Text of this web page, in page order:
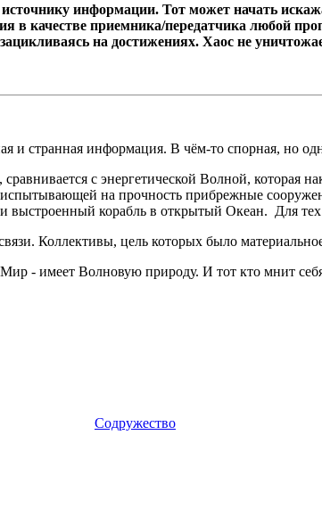
информации. Тот может начать
в качестве приемника/передатчика любой
на достижениях. Хаос не
и странная информация. В чём-то спорная, но
с энергетической Волной,
испытывающей на прочность прибрежные
выстроенный корабль в открытый Океан. Для
Коллективы, цель которых было
- имеет Волновую природу. И тот кто мнит
Содружество